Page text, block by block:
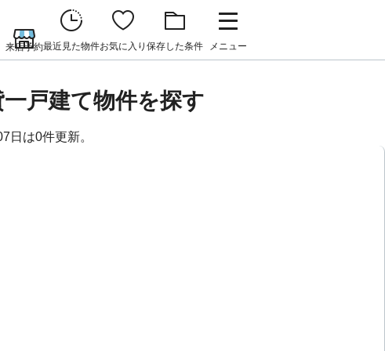
来店予約最近見た物件お気に入り 保存した条件 メニュー
戸建て物件を探す
日は0件更新。